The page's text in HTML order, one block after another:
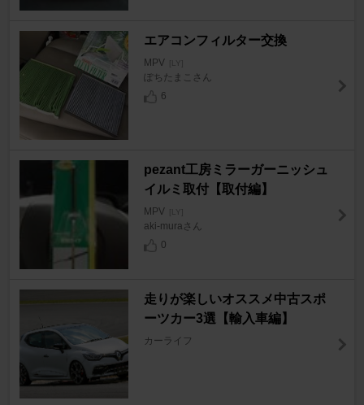
エアコンフィルター交換
MPV [LY]
ぽちたまこさん
6
pezant工房ミラーガーニッシュ
イルミ取付【取付編】
MPV [LY]
aki-muraさん
0
走りが楽しいオススメ中古スポ
ーツカー3選【輸入車編】
カーライフ